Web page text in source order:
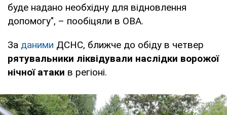
буде надано необхідну для відновлення
допомогу", – пообіцяли в ОВА.
За даними ДСНС, ближче до обіду в четвер
рятувальники ліквідували наслідки ворожої
нічної атаки в регіоні.